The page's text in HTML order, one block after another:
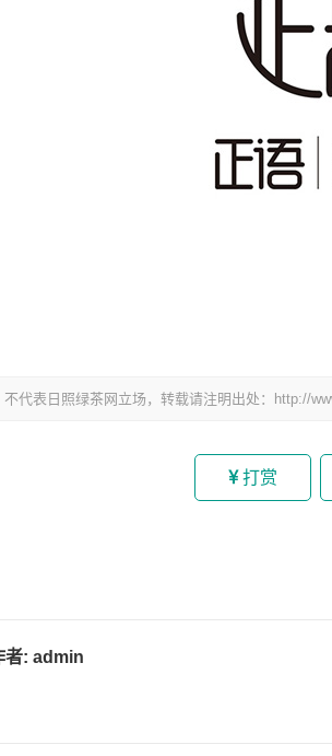
代表日照绿茶网立场，转载请注明出处：http://
打赏
者: admin